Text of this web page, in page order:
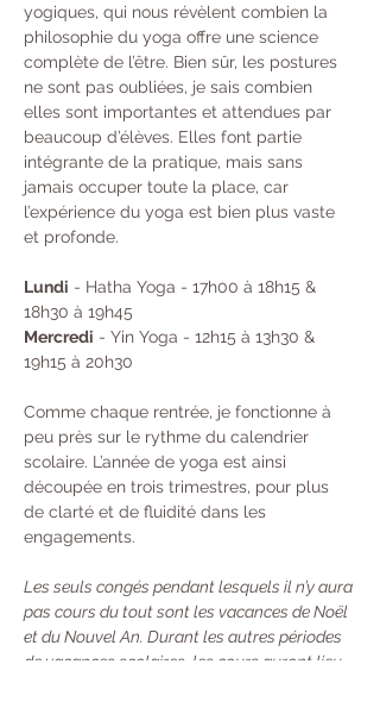
yogiques, qui nous révèlent combien la
philosophie du yoga offre une science
complète de l’être. Bien sûr, les postures
ne sont pas oubliées, je sais combien
elles sont importantes et attendues par
beaucoup d’élèves. Elles font partie
intégrante de la pratique, mais sans
jamais occuper toute la place, car
l’expérience du yoga est bien plus vaste
et profonde.
Lundi - Hatha Yoga - 17h00 à 18h15 &
18h30 à 19h45
Mercredi - Yin Yoga - 12h15 à 13h30 &
19h15 à 20h30
Comme chaque rentrée, je fonctionne à
peu près sur le rythme du calendrier
scolaire. L’année de yoga est ainsi
découpée en trois trimestres, pour plus
de clarté et de fluidité dans les
engagements.
Les seuls congés pendant lesquels il n’y aura
pas cours du tout sont les vacances de Noël
et du Nouvel An. Durant les autres périodes
de vacances scolaires, les cours auront lieu